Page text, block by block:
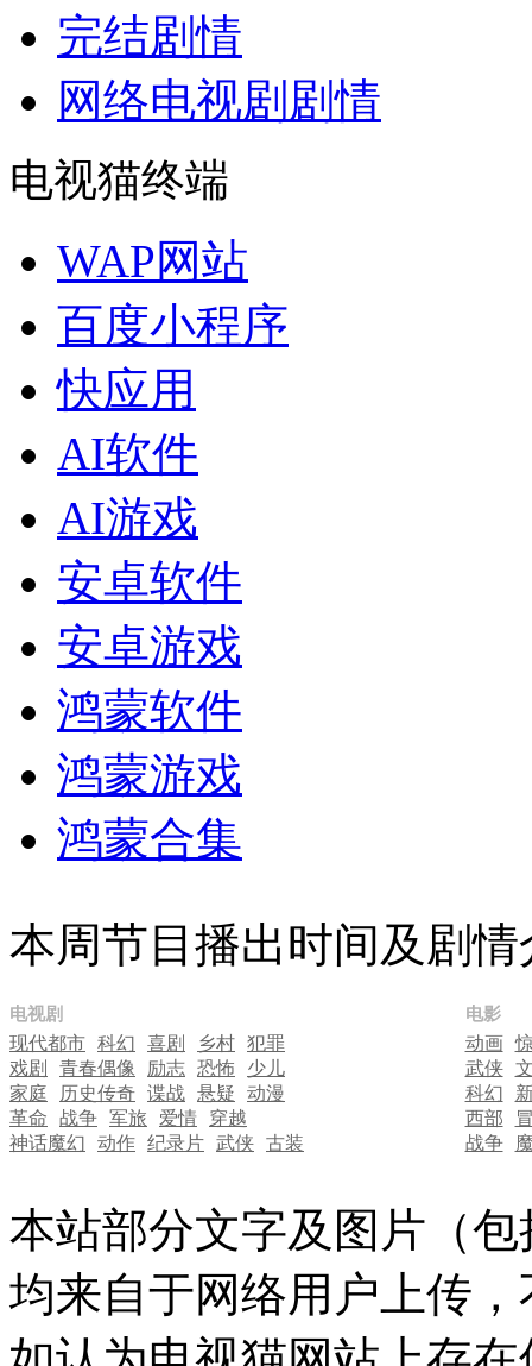
完结剧情
网络电视剧剧情
电视猫终端
WAP网站
百度小程序
快应用
AI软件
AI游戏
安卓软件
安卓游戏
鸿蒙软件
鸿蒙游戏
鸿蒙合集
本周节目播出时间及剧情
电视剧
现代都市 科幻 喜剧 乡村 犯罪
戏剧
青春偶像 励志 恐怖
少儿
家庭
历史传奇 谍战 悬疑
动漫
革命
战争 军旅 爱情
穿越
神话魔幻
动作 纪录片 武侠 古装
电影
动画
武侠
科幻
西部
战争
本站部分文字及图片（
均来自于网络用户上传